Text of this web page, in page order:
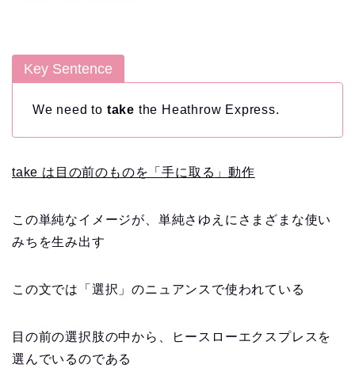
Key Sentence
We need to take the Heathrow Express.
take は目の前のものを「手に取る」動作
この単純なイメージが、単純さゆえにさまざまな使い
みちを生み出す
この文では「選択」のニュアンスで使われている
目の前の選択肢の中から、ヒースローエクスプレスを
選んでいるのである